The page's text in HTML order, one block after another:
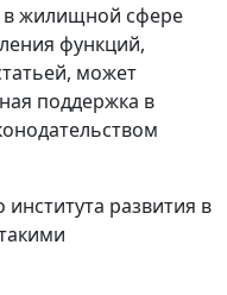
в жилищной сфере
функций,
может
поддержка в
развития в